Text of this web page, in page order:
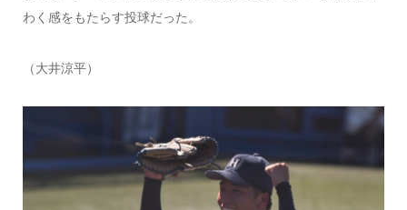
わく感をもたらす投球だった。
（大井涼平）